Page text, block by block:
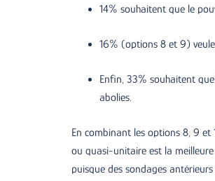
14% souhaitent que le
16% (options 8 et 9)
Enfin, 33% souhaitent
abolies.
En combinant les options 8, 9
ou quasi-unitaire est la
puisque des sondages